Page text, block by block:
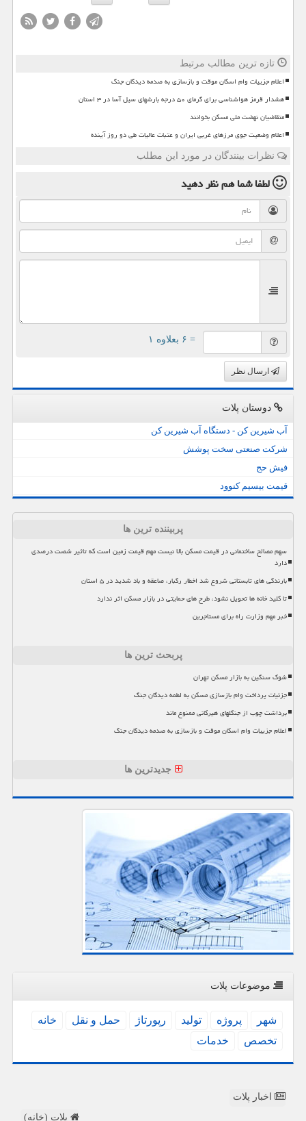
تازه ترین مطالب مرتبط
اعلام جزییات وام اسکان موقت و بازسازی به صدمه دیدگان جنگ
هشدار قرمز هواشناسی برای گرمای ۵۰ درجه بارشهای سیل آسا در ۳ استان
متقاضیان نهضت ملی مسکن بخوانند
اعلام وضعیت جوی مرزهای غربی ایران و عتبات عالیات طی دو روز آینده
نظرات بینندگان در مورد این مطلب
لطفا شما همنظر دهید
= ۶ بعلاوه ۱
ارسال نظر
دوستان پلات
آب شیرین کن - دستگاه آب شیرین کن
شرکت صنعتی سخت پوشش
فیش حج
قیمت بیسیم کنوود
پربیننده ترین ها
سهم مصالح ساختمانی در قیمت مسکن بالا نیست مهم قیمت زمین است که تاثیر شصت درصدی
دارد
بارندگی های تابستانی شروع شد اخطار رگبار، صاعقه و باد شدید در ۵ استان
تا کلید خانه ها تحویل نشود، طرح های حمایتی در بازار مسکن اثر ندارد
خبر مهم وزارت راه برای مستاجرین
پربحث ترین ها
شوک سنگین به بازار مسکن تهران
جزئیات پرداخت وام بازسازی مسکن به لطمه دیدگان جنگ
برداشت چوب از جنگلهای هیرکانی ممنوع ماند
اعلام جزییات وام اسکان موقت و بازسازی به صدمه دیدگان جنگ
جدیدترین ها
موضوعات پلات
شهر پروژه تولید رپورتاژ حمل و نقل
خانه
تخصص
خدمات
اخبار پلات
پلات (خانه)